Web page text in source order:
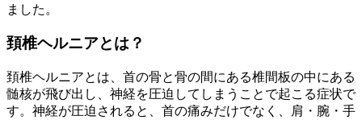
ました。
頚椎ヘルニアとは？
頚椎ヘルニアとは、首の骨と骨の間にある椎間板の中にある
髄核が飛び出し、神経を圧迫してしまうことで起こる症状で
す。神経が圧迫されると、首の痛みだけでなく、肩・腕・手